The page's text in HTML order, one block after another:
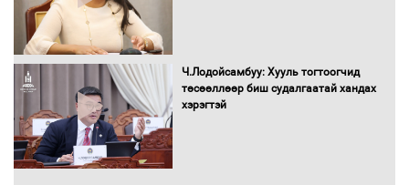
Ч.Лодойсамбуу: Хууль тогтоогчид
төсөөллөөр биш судалгаатай хандах
хэрэгтэй